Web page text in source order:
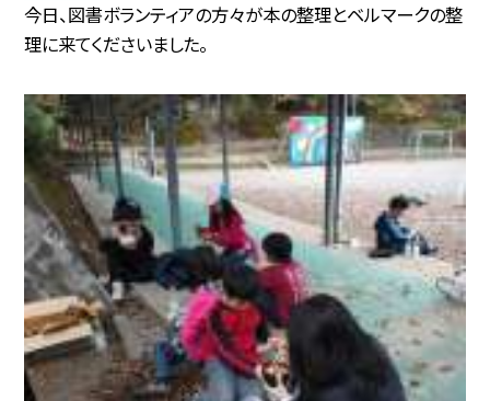
今日、図書ボランティアの方々が本の整理とベルマークの整
理に来てくださいました。